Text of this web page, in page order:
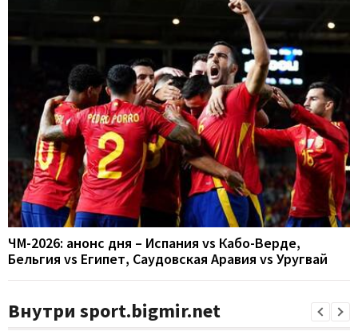
ЧМ-2026: анонс дня – Испания vs Кабо-Верде,
Бельгия vs Египет, Саудовская Аравия vs Уругвай
Внутри sport.bigmir.net